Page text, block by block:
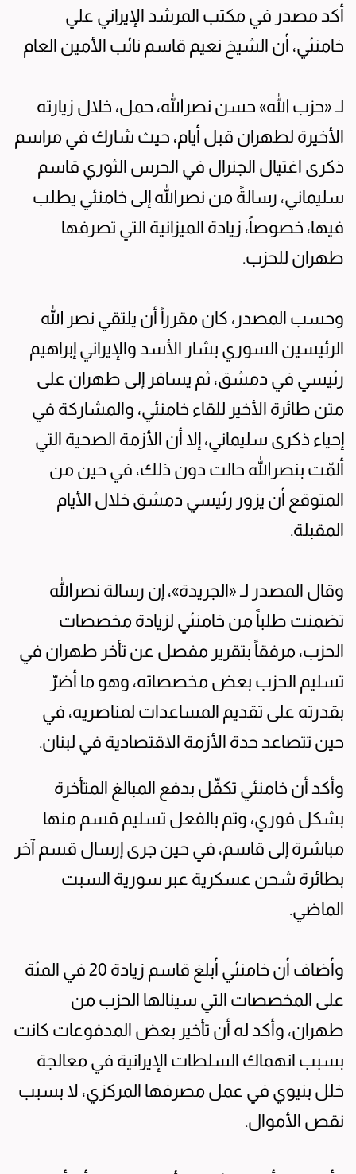
أكد مصدر في مكتب المرشد الإيراني علي
خامنئي، أن الشيخ نعيم قاسم نائب الأمين العام
لـ «حزب الله» حسن نصرالله، حمل، خلال زيارته
الأخيرة لطهران قبل أيام، حيث شارك في مراسم
ذكرى اغتيال الجنرال في الحرس الثوري قاسم
سليماني، رسالةً من نصرالله إلى خامنئي يطلب
فيها، خصوصاً، زيادة الميزانية التي تصرفها
طهران للحزب.
وحسب المصدر، كان مقرراً أن يلتقي نصر الله
الرئيسين السوري بشار الأسد والإيراني إبراهيم
رئيسي في دمشق، ثم يسافر إلى طهران على
متن طائرة الأخير للقاء خامنئي، والمشاركة في
إحياء ذكرى سليماني، إلا أن الأزمة الصحية التي
ألمّت بنصرالله حالت دون ذلك، في حين من
المتوقع أن يزور رئيسي دمشق خلال الأيام
المقبلة.
وقال المصدر لـ «الجريدة»، إن رسالة نصرالله
تضمنت طلباً من خامنئي لزيادة مخصصات
الحزب، مرفقاً بتقرير مفصل عن تأخر طهران في
تسليم الحزب بعض مخصصاته، وهو ما أضرّ
بقدرته على تقديم المساعدات لمناصريه، في
حين تتصاعد حدة الأزمة الاقتصادية في لبنان.
وأكد أن خامنئي تكفّل بدفع المبالغ المتأخرة
بشكل فوري، وتم بالفعل تسليم قسم منها
مباشرة إلى قاسم، في حين جرى إرسال قسم آخر
بطائرة شحن عسكرية عبر سورية السبت
الماضي.
وأضاف أن خامنئي أبلغ قاسم زيادة 20 في المئة
على المخصصات التي سينالها الحزب من
طهران، وأكد له أن تأخير بعض المدفوعات كانت
بسبب انهماك السلطات الإيرانية في معالجة
خلل بنيوي في عمل مصرفها المركزي، لا بسبب
نقص الأموال.